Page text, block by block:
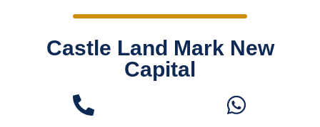
Castle Land Mark New
Capital